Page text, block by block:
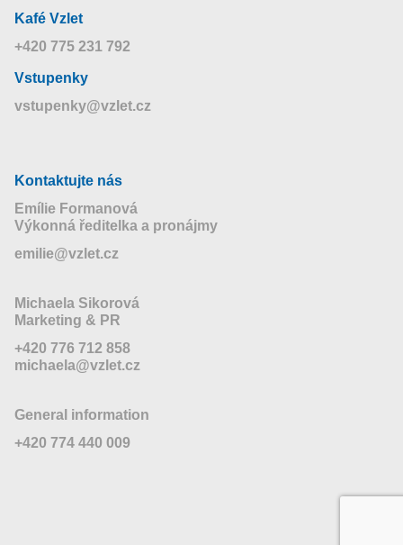
Kafé Vzlet
+420 775 231 792
Vstupenky
vstupenky@vzlet.cz
Kontaktujte nás
Emílie Formanová
Výkonná ředitelka a pronájmy
emilie@vzlet.cz
Michaela Sikorová
Marketing & PR
+420 776 712 858
michaela@vzlet.cz
General information
+420 774 440 009